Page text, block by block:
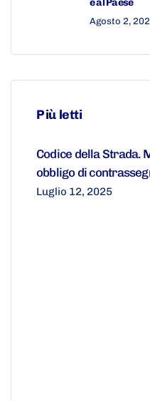
e al Paese
Agosto 2,
Più letti
Codice della Strada.
obbligo di
Luglio 12, 2025